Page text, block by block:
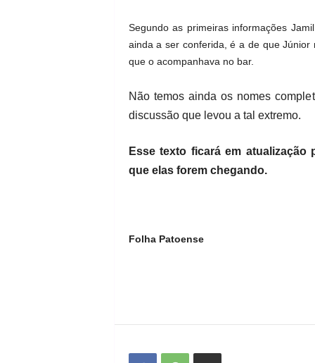
Segundo as primeiras informações
ainda a ser conferida, é a de que
que o acompanhava no bar.
Não temos ainda os nomes
discussão que levou a tal extremo.
Esse texto ficará em
que elas forem chegando.
Folha Patoense